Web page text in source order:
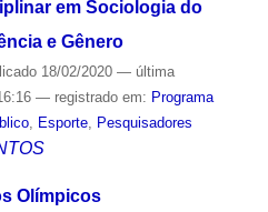
em Sociologia do
e Gênero
18/02/2020 — última
— registrado em: Programa
, Esporte, Pesquisadores
Olímpicos